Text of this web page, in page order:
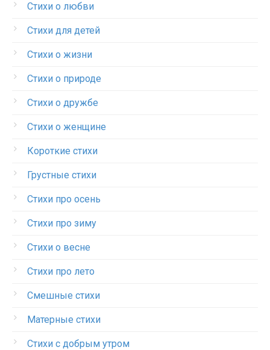
Стихи о любви
Стихи для детей
Стихи о жизни
Стихи о природе
Стихи о дружбе
Стихи о женщине
Короткие стихи
Грустные стихи
Стихи про осень
Стихи про зиму
Стихи о весне
Стихи про лето
Смешные стихи
Матерные стихи
Стихи с добрым утром